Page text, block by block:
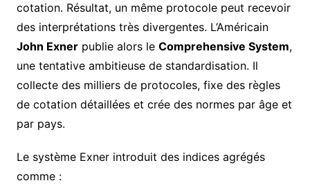
cotation. Résultat, un même protocole peut recevoir
des interprétations très divergentes. L’Américain
John Exnerpublie alors le Comprehensive System,
une tentative ambitieuse de standardisation. Il
collecte des milliers de protocoles, fixe des règles
de cotation détaillées et crée des normes par âge et
par pays.
Le système Exner introduit des indices agrégés
comme :